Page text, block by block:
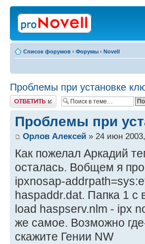
Список форумов ‹ Форумы ‹ Novell
Проблемы при установке
Ответить
Проблемы при
Орлов Алексей » 24 июн
Как пожелал Аркадий
осталась. Вобщем я
ipxnosap-
haspaddr.dat. Папка 1 с
load haspserv.nlm - ipx
же самое. Возможно
скажите Гении NW